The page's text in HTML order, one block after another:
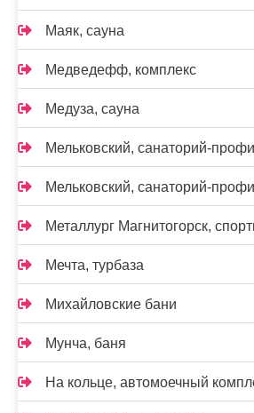
Маяк, сауна
Медведефф, комплекс
Медуза, сауна
Мельковский, санаторий-
Мельковский, санаторий-
Металлург Магнитогорск,
Мечта, турбаза
Михайловские бани
Мунча, баня
На кольце, автомоечный